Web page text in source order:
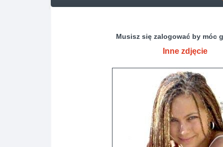
Musisz się zalogować by móc
Inne zdjęcie